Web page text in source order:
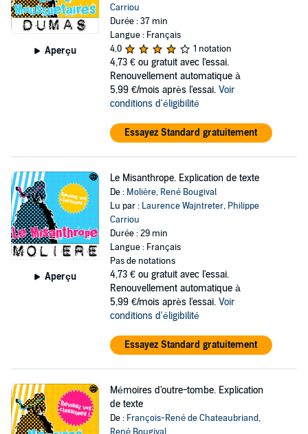
Aperçu
Carriou
Durée : 37 min
Langue : Français
4,0
1 notation
4,73 € ou gratuit avec l'essai.
Renouvellement automatique à
5,99 €/mois après l'essai. Voir
conditions d'éligibilité
Essayez Standard gratuitement
Aperçu
Le Misanthrope. Explication de texte
De : Molière, René Bougival
Lu par : Laurence Wajntreter, Philippe
Carriou
Durée : 29 min
Langue : Français
Pas de notations
4,73 € ou gratuit avec l'essai.
Renouvellement automatique à
5,99 €/mois après l'essai. Voir
conditions d'éligibilité
Essayez Standard gratuitement
Mémoires d'outre-tombe. Explication
de texte
De : François-René de Chateaubriand,